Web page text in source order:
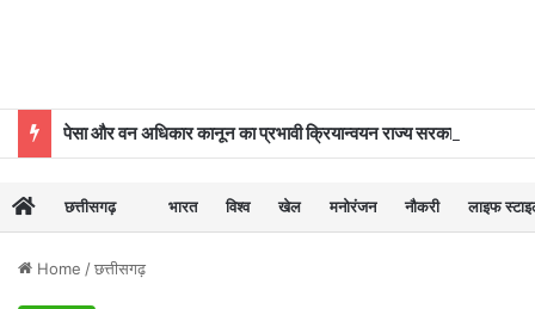
छत्तीसगढ़ भारत विश्व खेल मनोरंजन नौकरी लाइफ
Home /छत्तीसगढ़